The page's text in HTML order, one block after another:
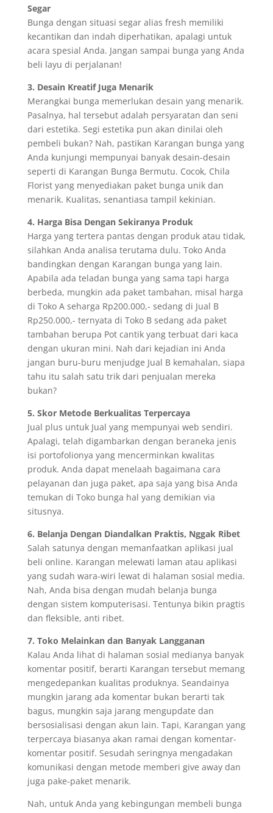
Segar
Bunga dengan situasi segar alias fresh memiliki
kecantikan dan indah diperhatikan, apalagi untuk
acara spesial Anda. Jangan sampai bunga yang Anda
beli layu di perjalanan!
3. Desain Kreatif Juga Menarik
Merangkai bunga memerlukan desain yang menarik.
Pasalnya, hal tersebut adalah persyaratan dan seni
dari estetika. Segi estetika pun akan dinilai oleh
pembeli bukan? Nah, pastikan Karangan bunga yang
Anda kunjungi mempunyai banyak desain-desain
seperti di Karangan Bunga Bermutu. Cocok, Chila
Florist yang menyediakan paket bunga unik dan
menarik. Kualitas, senantiasa tampil kekinian.
4. Harga Bisa Dengan Sekiranya Produk
Harga yang tertera pantas dengan produk atau tidak,
silahkan Anda analisa terutama dulu. Toko Anda
bandingkan dengan Karangan bunga yang lain.
Apabila ada teladan bunga yang sama tapi harga
berbeda, mungkin ada paket tambahan, misal harga
di Toko A seharga Rp200.000,- sedang di Jual B
Rp250.000,- ternyata di Toko B sedang ada paket
tambahan berupa Pot cantik yang terbuat dari kaca
dengan ukuran mini. Nah dari kejadian ini Anda
jangan buru-buru menjudge Jual B kemahalan, siapa
tahu itu salah satu trik dari penjualan mereka
bukan?
5. Skor Metode Berkualitas Terpercaya
Jual plus untuk Jual yang mempunyai web sendiri.
Apalagi, telah digambarkan dengan beraneka jenis
isi portofolionya yang mencerminkan kwalitas
produk. Anda dapat menelaah bagaimana cara
pelayanan dan juga paket, apa saja yang bisa Anda
temukan di Toko bunga hal yang demikian via
situsnya.
6. Belanja Dengan Diandalkan Praktis, Nggak Ribet
Salah satunya dengan memanfaatkan aplikasi jual
beli online. Karangan melewati laman atau aplikasi
yang sudah wara-wiri lewat di halaman sosial media.
Nah, Anda bisa dengan mudah belanja bunga
dengan sistem komputerisasi. Tentunya bikin pragtis
dan fleksible, anti ribet.
7. Toko Melainkan dan Banyak Langganan
Kalau Anda lihat di halaman sosial medianya banyak
komentar positif, berarti Karangan tersebut memang
mengedepankan kualitas produknya. Seandainya
mungkin jarang ada komentar bukan berarti tak
bagus, mungkin saja jarang mengupdate dan
bersosialisasi dengan akun lain. Tapi, Karangan yang
terpercaya biasanya akan ramai dengan komentar-
komentar positif. Sesudah seringnya mengadakan
komunikasi dengan metode memberi give away dan
juga pake-paket menarik.
Nah, untuk Anda yang kebingungan membeli bunga